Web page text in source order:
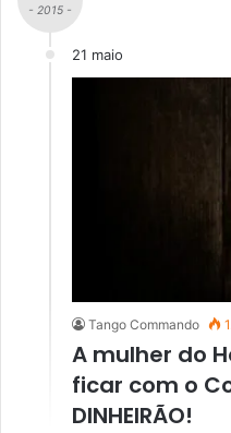
- 2015 -
21 maio
Tango Commando
A mulher do
ficar com o
DINHEIRÃO!